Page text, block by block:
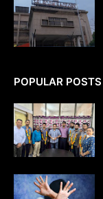
POPULAR POSTS